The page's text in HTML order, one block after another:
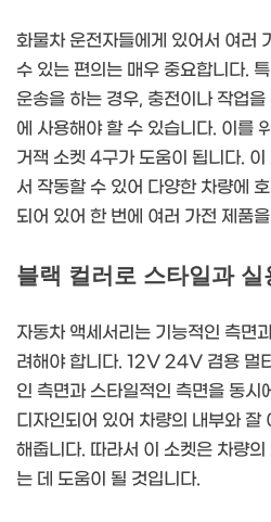
화물차 운전자들에게 있어서 여러
수 있는 편의는 매우 중요합니다.
운송을 하는 경우, 충전이나 작업
에 사용해야 할 수 있습니다. 이를
거잭 소켓 4구가 도움이 됩니다.
서 작동할 수 있어 다양한 차량에
되어 있어 한 번에 여러 가전 제품
블랙 컬러로 스타일과
자동차 액세서리는 기능적인 측면
려해야 합니다. 12V 24V 겸용 멀
인 측면과 스타일적인 측면을 동시
디자인되어 있어 차량의 내부와 잘
해줍니다. 따라서 이 소켓은 차량의
는 데 도움이 될 것입니다.